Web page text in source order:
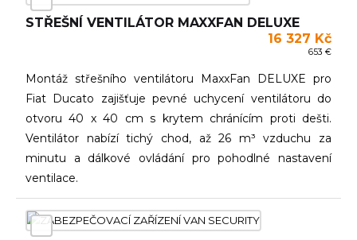
STŘEŠNÍ VENTILÁTOR MAXXFAN DELUXE
16 327 Kč
653 €
Montáž střešního ventilátoru MaxxFan DELUXE pro
Fiat Ducato zajišťuje pevné uchycení ventilátoru do
otvoru 40 x 40 cm s krytem chránícím proti dešti.
Ventilátor nabízí tichý chod, až 26 m³ vzduchu za
minutu a dálkové ovládání pro pohodlné nastavení
ventilace.